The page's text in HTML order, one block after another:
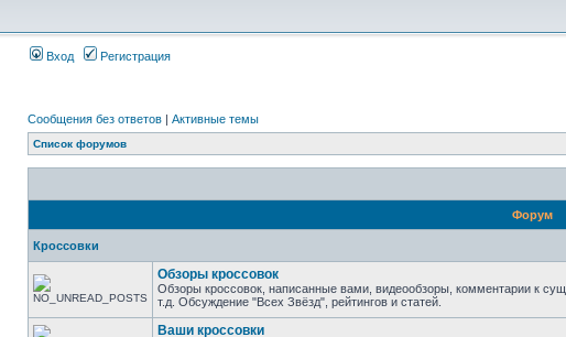
Вход Регистрация
Сообщения без ответов | Активные темы
Список форумов
Форум
Кроссовки
Обзоры кроссовок
Обзоры кроссовок, написанные вами, видеообзоры, комментарии к
т.д. Обсуждение "Всех Звёзд", рейтингов и статей.
Ваши кроссовки